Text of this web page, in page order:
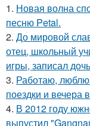
1. Новая волна
песню Petal.
2. До мировой
отец, школьный
игры, записал
3. Работаю,
поездки и вечера
4. В 2012 году
выпустил